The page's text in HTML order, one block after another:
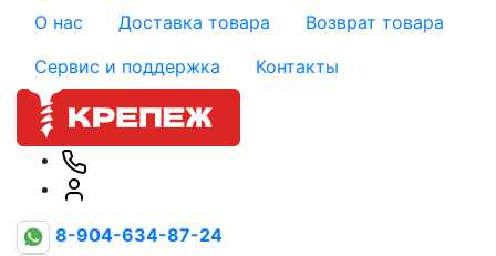
О нас Доставка товара
Возврат товара
Сервис и поддержка
Контакты
8-904-634-87-24